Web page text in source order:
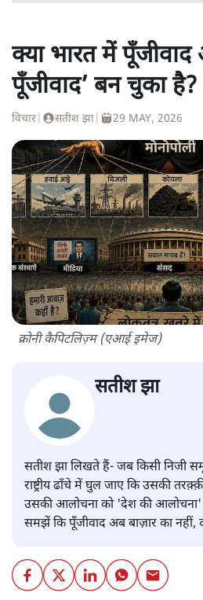
क्या भारत में पूँजीवाद
पूँजीवाद’ बन चुका है?
विचार सतीश झा 29 MAY, 2026
क्रोनी कैपिटलिज़्म (एआई इमेज)
सतीश झा
सतीश झा लिखते हैं- जब किसी निजी
राष्ट्रीय ढाँचे में घुल जाए कि उसकी
उसकी आलोचना को 'देश की
समझें कि पूँजीवाद अब बाज़ार का नहीं,